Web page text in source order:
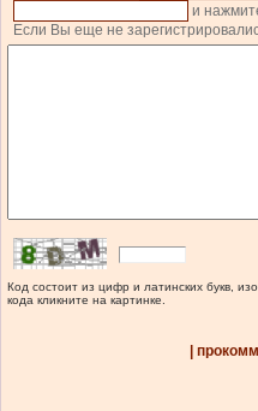
и
Если Вы еще не
Код состоит из цифр и латинских букв,
кода кликните на картинке.
|